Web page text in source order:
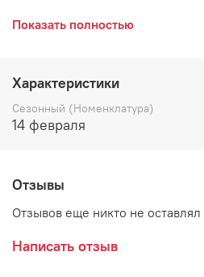
Страна: Дания
Показать полностью
Характеристики
Сезонный (Номенклатура)
14 февраля
Отзывы
Отзывов еще никто не оставлял
Написать отзыв